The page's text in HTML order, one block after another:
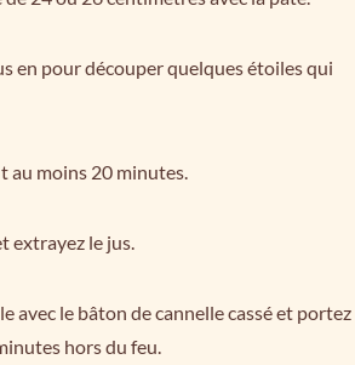
en pour découper quelques étoiles qui
au moins 20 minutes.
extrayez le jus.
avec le bâton de cannelle cassé et portez
hors du feu.